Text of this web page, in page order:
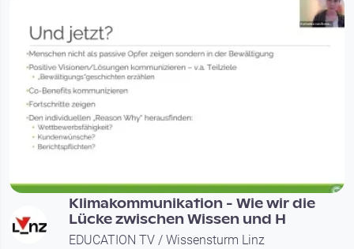
Klimakommunikation - Wie wir die
Lücke zwischen Wissen und H
EDUCATION TV / Wissensturm Linz